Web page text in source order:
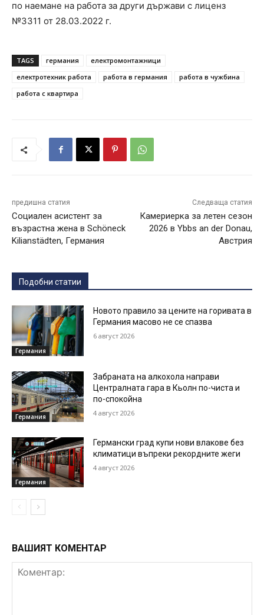
по наемане на работа за други държави с лиценз
№3311 от 28.03.2022 г.
TAGS германия
електромонтажници
електротехник работа
работа в германия
работа в чужбина
работа с квартира
предишна статия
Социален асистент за
възрастна жена в Schöneck
Kilianstädten, Германия
Следваща статия
Камериерка за летен сезон
2026 в Ybbs an der Donau,
Австрия
Подобни статии
Германия
Новото правило за цените на горивата в
Германия масово не се спазва
6 август 2026
Германия
Забраната на алкохола направи
Централната гара в Кьолн по-чиста и
по-спокойна
4 август 2026
Германия
Германски град купи нови влакове без
климатици въпреки рекордните жеги
4 август 2026
ВАШИЯТ КОМЕНТАР